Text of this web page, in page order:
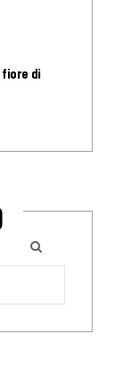
fiore di